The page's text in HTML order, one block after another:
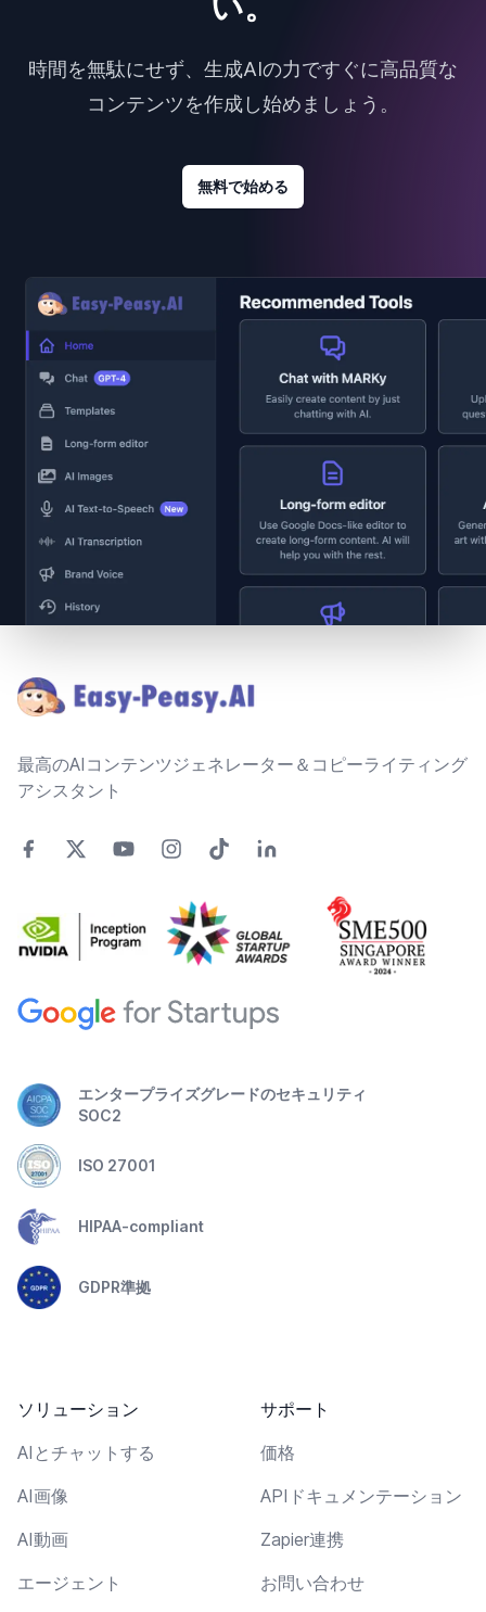
時間を無駄にせず、生成AIの力ですぐに高品質な
コンテンツを作成し始めましょう。
無料で始める
最高のAIコンテンツジェネレーター＆コピーライティング
アシスタント
エンタープライズグレードのセキュリティ
SOC2
ISO 27001
HIPAA-compliant
GDPR準拠
ソリューション
AIとチャットする
AI画像
AI動画
エージェント
サポート
価格
APIドキュメンテーション
Zapier連携
お問い合わせ